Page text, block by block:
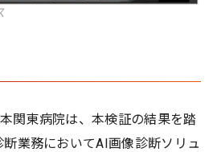
関東病院は、本検証の結果を踏
業務においてAI画像診断ソリュ